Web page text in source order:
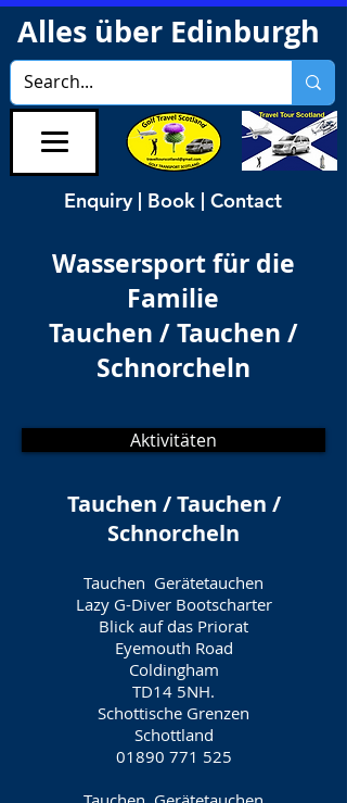
Alles über Edinburgh
Enquiry | Book | Contact
Wassersport für die
Familie
Tauchen / Tauchen /
Schnorcheln
Aktivitäten
Tauchen / Tauchen /
Schnorcheln
Tauchen Gerätetauchen
Lazy G-Diver Bootscharter
Blick auf das Priorat
Eyemouth Road
Coldingham
TD14 5NH.
Schottische Grenzen
Schottland
01890 771 525